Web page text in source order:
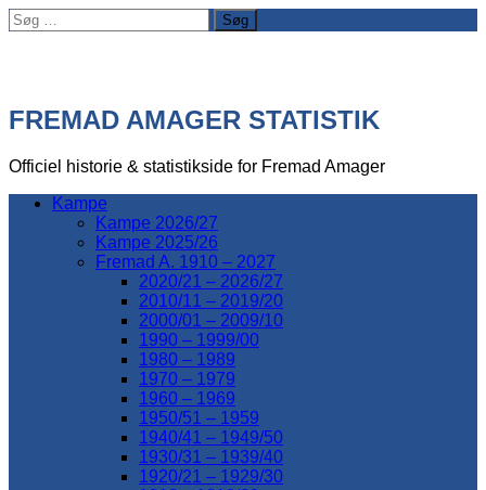
Søg
efter:
FREMAD AMAGER STATISTIK
Officiel historie & statistikside for Fremad Amager
Kampe
Kampe 2026/27
Kampe 2025/26
Fremad A. 1910 – 2027
2020/21 – 2026/27
2010/11 – 2019/20
2000/01 – 2009/10
1990 – 1999/00
1980 – 1989
1970 – 1979
1960 – 1969
1950/51 – 1959
1940/41 – 1949/50
1930/31 – 1939/40
1920/21 – 1929/30